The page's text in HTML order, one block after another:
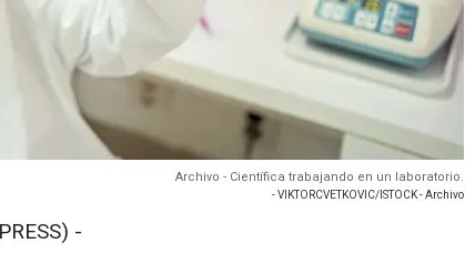
Archivo - Científica trabajando en un laboratorio.
- VIKTORCVETKOVIC/ISTOCK - Archivo
-